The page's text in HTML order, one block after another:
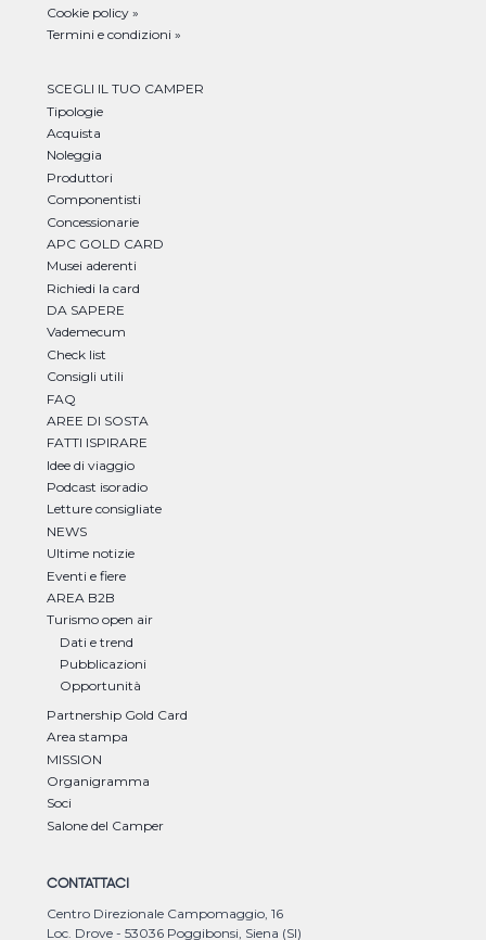
Cookie policy »
Termini e condizioni »
SCEGLI IL TUO CAMPER
Tipologie
Acquista
Noleggia
Produttori
Componentisti
Concessionarie
APC GOLD CARD
Musei aderenti
Richiedi la card
DA SAPERE
Vademecum
Check list
Consigli utili
FAQ
AREE DI SOSTA
FATTI ISPIRARE
Idee di viaggio
Podcast isoradio
Letture consigliate
NEWS
Ultime notizie
Eventi e fiere
AREA B2B
Turismo open air
Dati e trend
Pubblicazioni
Opportunità
Partnership Gold Card
Area stampa
MISSION
Organigramma
Soci
Salone del Camper
CONTATTACI
Centro Direzionale Campomaggio, 16
Loc. Drove - 53036 Poggibonsi, Siena (SI)